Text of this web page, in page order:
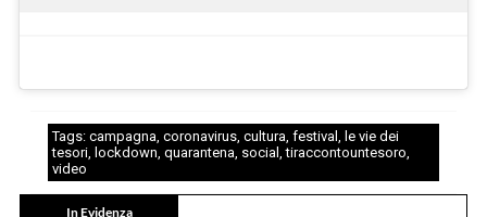
Tags: campagna, coronavirus, cultura, festival , le vie dei
tesori, lockdown, quarantena, social ,tiraccontountesoro,
video
In Evidenza